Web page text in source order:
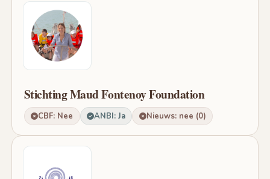
Stichting Maud Fontenoy Foundation
CBF: Nee ANBI: Ja Nieuws: nee (0)